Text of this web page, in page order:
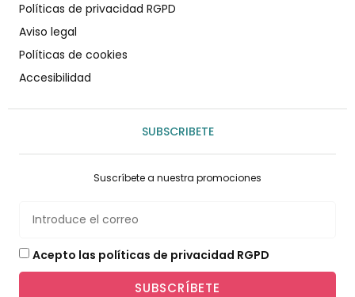
Políticas de privacidad RGPD
Aviso legal
Políticas de cookies
Accesibilidad
SUBSCRIBETE
Suscríbete a nuestra promociones
Acepto las políticas de privacidad RGPD
SUBSCRÍBETE